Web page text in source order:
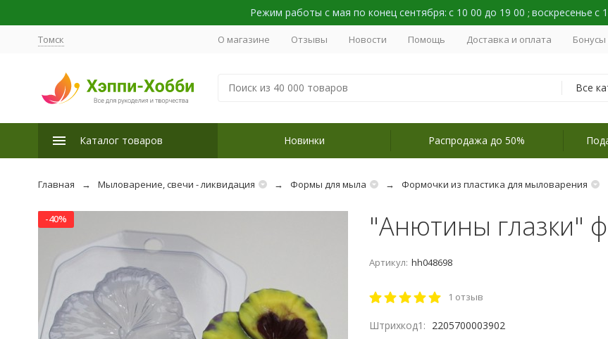
Режим работы с мая по конец сентября: с 10 00 до 19 00 ; воскресенье с
Томск О магазине Отзывы Новости Помощь Доставка и оплата Бонусы
Все
Каталог товаров Новинки Распродажа до 50%
Главная Мыловарение, свечи - ликвидация Формы для мыла Формочки из пластика для мыловарения
-40% "Анютины глазки"
Артикул: hh048698
1 отзыв
Штрихкод1: 2205700003902